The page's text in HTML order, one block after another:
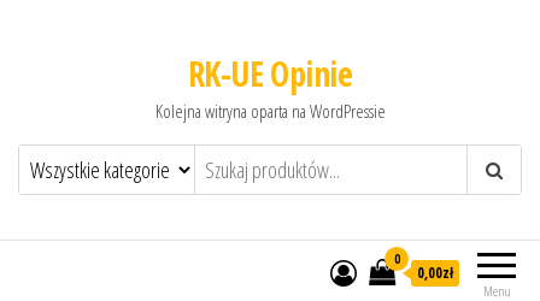
RK-UE Opinie
Kolejna witryna oparta na WordPressie
Menu
0
0,00zł